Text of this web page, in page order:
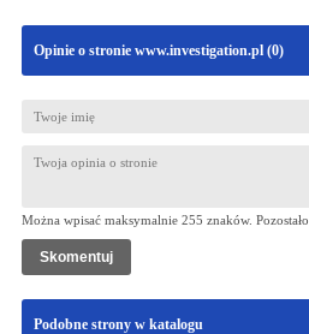
Opinie o stronie www.investigation.pl (0)
Można wpisać maksymalnie 255 znaków. Pozostało
Podobne strony w katalogu